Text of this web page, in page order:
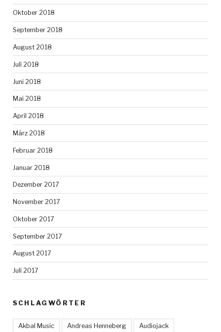
Oktober 2018
September 2018
August 2018
Juli 2018
Juni 2018
Mai 2018
April 2018
März 2018
Februar 2018
Januar 2018
Dezember 2017
November 2017
Oktober 2017
September 2017
August 2017
Juli 2017
SCHLAGWÖRTER
Akbal Music Andreas Henneberg Audiojack